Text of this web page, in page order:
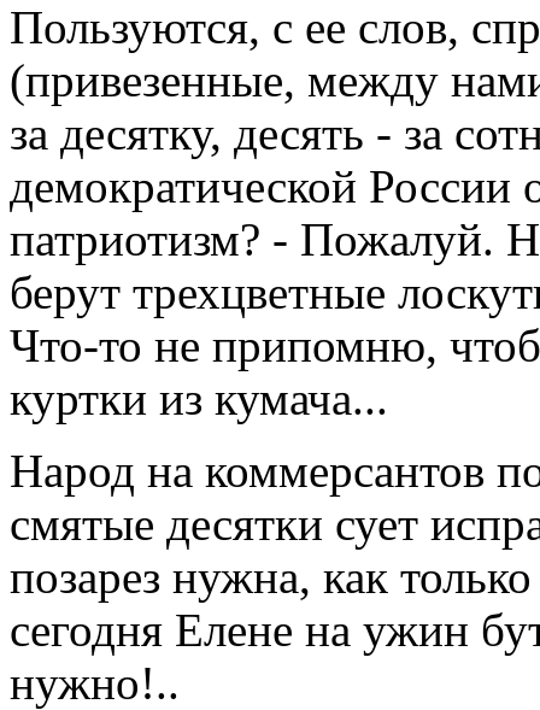
Пользуются, с ее слов,
(привезенные, между
за десятку, десять - за
демократической
патриотизм? - Пожалуй.
берут трехцветные
Что-то не припомню,
куртки из кумача...
Народ на коммерсантов
смятые десятки сует
позарез нужна, как
сегодня Елене на ужин
нужно!..